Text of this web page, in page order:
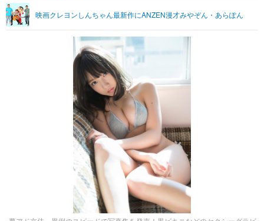
ショッピング その他
映画クレヨンしんちゃん最新作にANZEN漫才みやぞん・あらぽん